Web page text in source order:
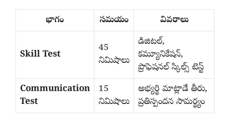
భాగం సమయం వివరాలు
Skill Test
45
నిమిషాలు
డిజిటల్,
కమ్యూనికేషన్,
ప్రొఫెషనల్ స్కిల్స్ టెస్ట్
Communication
Test
15
నిమిషాలు
అభ్యర్థి మాట్లాడే తీరు,
ప్రతిస్పందన సామర్థ్యం